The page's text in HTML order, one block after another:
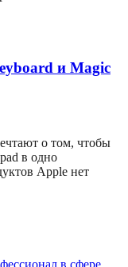
и Magic
о том, чтобы
в одно
Apple нет
в сфере